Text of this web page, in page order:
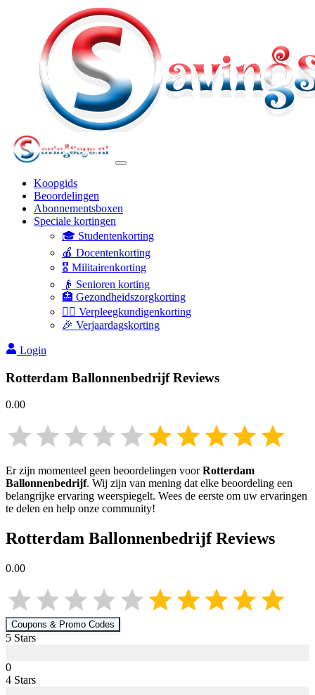
Koopgids
Beoordelingen
Abonnementsboxen
Speciale kortingen
🎓 Studentenkorting
🍎 Docentenkorting
🎖️ Militairenkorting
👴 Senioren korting
🏥 Gezondheidszorgkorting
👩‍⚕️ Verpleegkundigenkorting
🎉 Verjaardagskorting
Login
Rotterdam BallonnenbedrijfReviews
0.00
Er zijn momenteel geen beoordelingen voorRotterdam
Ballonnenbedrijf. Wij zijn van mening dat elke beoordeling een
belangrijke ervaring weerspiegelt. Wees de eerste om uw ervaringen
te delen en help onze community!
Rotterdam BallonnenbedrijfReviews
0.00
Coupons & Promo Codes
5 Stars
0
4 Stars